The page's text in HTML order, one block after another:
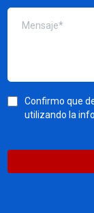
Confirmo que
utilizando la